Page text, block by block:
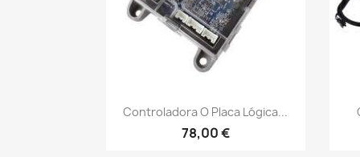
Vista rápida
Controladora O Placa Lógica...
78,00 €